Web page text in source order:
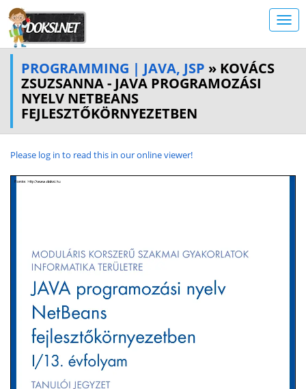
PROGRAMMING | JAVA, JSP » KOVÁCS
ZSUZSANNA - JAVA PROGRAMOZÁSI
NYELV NETBEANS
FEJLESZTŐKÖRNYEZETBEN
Please log in to read this in our online viewer!